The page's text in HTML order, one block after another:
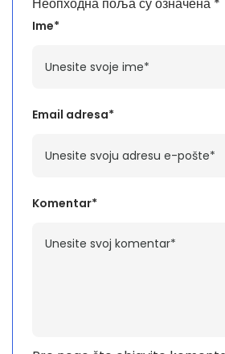
Неопходна поља су означена *
Komentar*
Ime*
Email adresa*